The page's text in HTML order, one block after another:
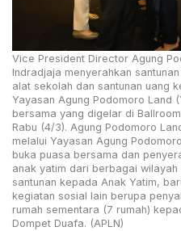
Vice President Director Agung
Indradjaja menyerahkan
alat sekolah dan santunan uang
Yayasan Agung Podomoro Land
bersama yang digelar di
Rabu (4/3). Agung Podomoro
melalui Yayasan Agung
buka puasa bersama dan
anak yatim dari berbagai
santunan kepada Anak Yatim,
kegiatan sosial lain berupa
rumah sementara (7 rumah)
Dompet Duafa. (APLN)